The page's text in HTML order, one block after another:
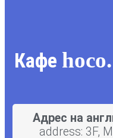
Кафе hoco.
Адрес на
address: 3F,